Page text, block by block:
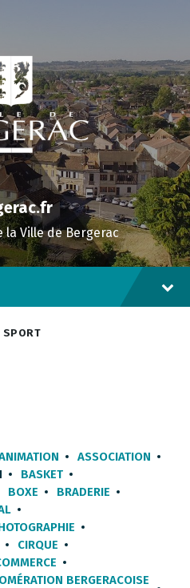
la Ville de Bergerac
SPORT
ASSOCIATION
BASKET
BOXE
BRADERIE
CIRQUE
BERGERACOISE